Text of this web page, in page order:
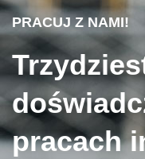
PRACUJ Z NAMI!
pracach